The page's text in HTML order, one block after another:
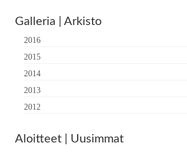
Galleria | Arkisto
2016
2015
2014
2013
2012
Aloitteet | Uusimmat